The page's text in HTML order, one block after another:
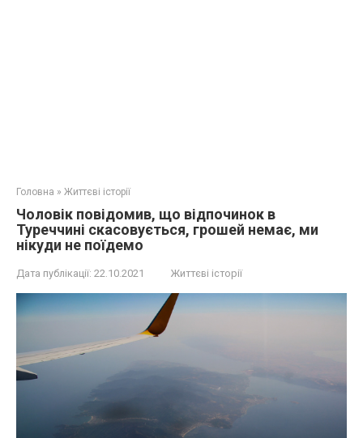
Головна » Життєві історії
Чоловік повідомив, що відпочинок в
Туреччині скасовується, грошей немає, ми
нікуди не поїдемо
Дата публікації: 22.10.2021 Життєві історії